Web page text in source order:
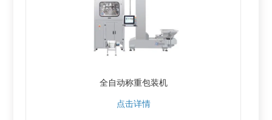
全自动称重包装机
点击详情